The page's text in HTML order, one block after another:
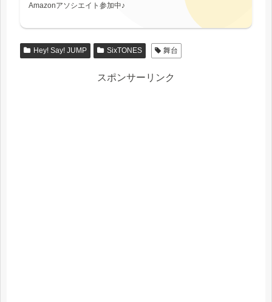
Amazonアソシエイト参加中♪
Hey! Say! JUMP SixTONES 舞台
スポンサーリンク